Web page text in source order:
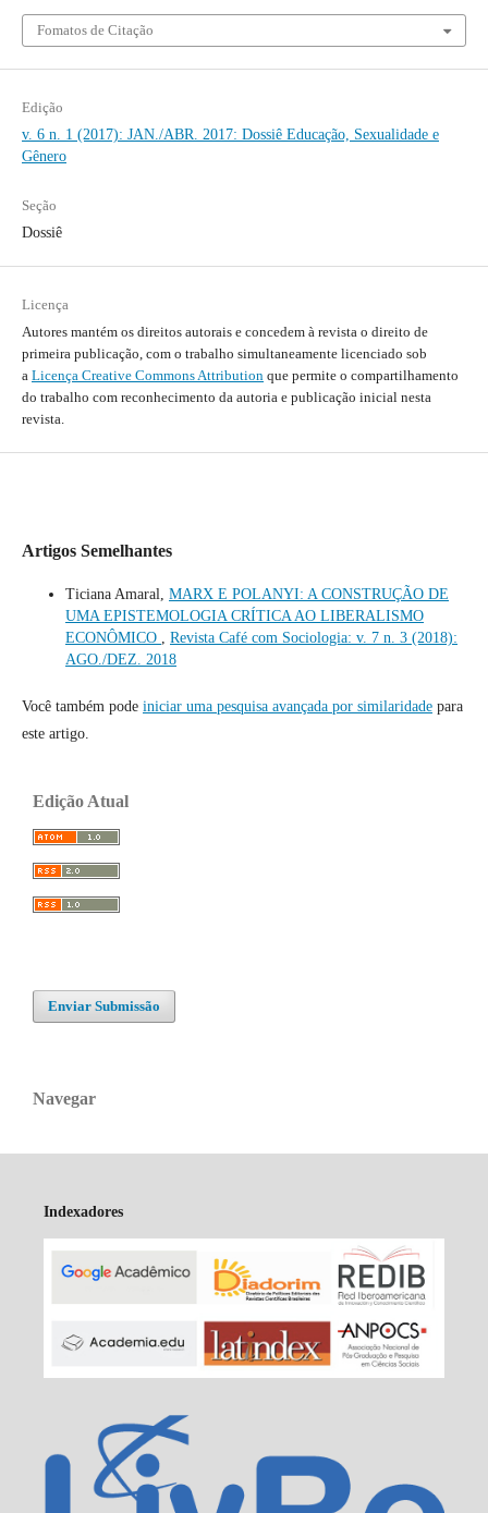
Fomatos de Citação
Edição
v. 6 n. 1 (2017): JAN./ABR. 2017: Dossiê Educação, Sexualidade e
Gênero
Seção
Dossiê
Licença
Autores mantém os direitos autorais e concedem à revista o direito de
primeira publicação, com o trabalho simultaneamente licenciado sob
a Licença Creative Commons Attribution que permite o compartilhamento
do trabalho com reconhecimento da autoria e publicação inicial nesta
revista.
Artigos Semelhantes
Ticiana Amaral, MARX E POLANYI: A CONSTRUÇÃO DE
UMA EPISTEMOLOGIA CRÍTICA AO LIBERALISMO
ECONÔMICO
Revista Café com Sociologia: v. 7 n. 3 (2018):
AGO./DEZ. 2018
Você também pode iniciar uma pesquisa avançada por similaridade para
este artigo.
Edição Atual
Enviar Submissão
Navegar
Indexadores